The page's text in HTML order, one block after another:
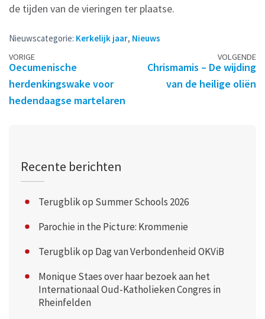
de tijden van de vieringen ter plaatse.
Nieuwscategorie: Kerkelijk jaar, Nieuws
Berichtennavigatie
VORIGE
Oecumenische
herdenkingswake voor
hedendaagse martelaren
VOLGENDE
Chrismamis – De wijding
van de heilige oliën
Recente berichten
Terugblik op Summer Schools 2026
Parochie in the Picture: Krommenie
Terugblik op Dag van Verbondenheid OKViB
Monique Staes over haar bezoek aan het
Internationaal Oud-Katholieken Congres in
Rheinfelden